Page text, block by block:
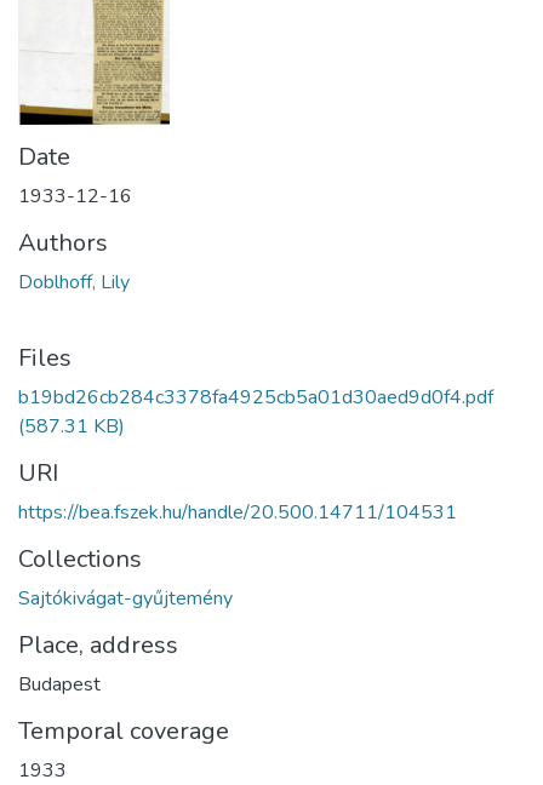
Date
1933-12-16
Authors
Doblhoff, Lily
Files
b19bd26cb284c3378fa4925cb5a01d30aed9d0f4.pdf
(587.31 KB)
URI
https://bea.fszek.hu/handle/20.500.14711/104531
Collections
Sajtókivágat-gyűjtemény
Place, address
Budapest
Temporal coverage
1933